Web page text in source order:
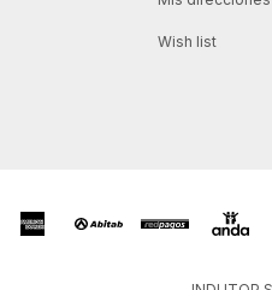
Wish list